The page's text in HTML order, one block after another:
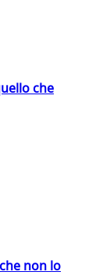
che
non lo